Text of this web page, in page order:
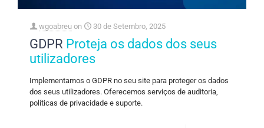
wgoabreu on 30 de Setembro, 2025
GDPR Proteja os dados dos seus
utilizadores
Implementamos o GDPR no seu site para proteger os dados
dos seus utilizadores. Oferecemos serviços de auditoria,
políticas de privacidade e suporte.